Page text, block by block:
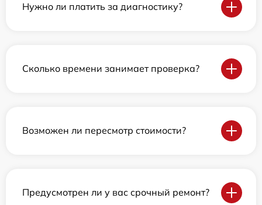
Нужно ли платить за диагностику?
Сколько времени занимает проверка?
Возможен ли пересмотр стоимости?
Предусмотрен ли у вас срочный ремонт?